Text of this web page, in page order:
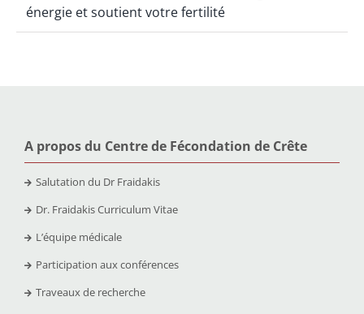
énergie et soutient votre fertilité
A propos du Centre de Fécondation de Crête
Salutation du Dr Fraidakis
Dr. Fraidakis Curriculum Vitae
L’équipe médicale
Participation aux conférences
Traveaux de recherche